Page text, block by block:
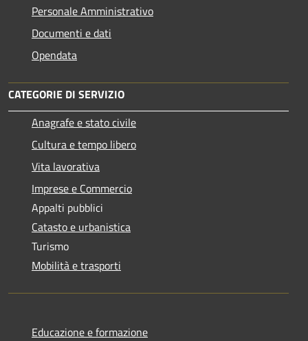
Personale Amministrativo
Documenti e dati
Opendata
CATEGORIE DI SERVIZIO
Anagrafe e stato civile
Cultura e tempo libero
Vita lavorativa
Imprese e Commercio
Appalti pubblici
Catasto e urbanistica
Turismo
Mobilità e trasporti
Educazione e formazione